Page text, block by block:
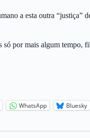
a esta outra
só por mais algum tempo,
WhatsApp Bluesky